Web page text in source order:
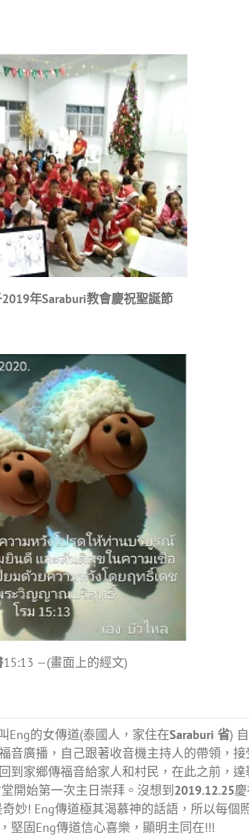
年Saraburi教會慶祝聖誕節
15:13 —(畫面上的經文)
Eng的女傳道(泰國人，家住在Saraburi 省)
音廣播，自己跟著收音機主持人的帶領，
到家鄉傳福音給家人和村民，在此之前，
開始第一次主日崇拜。沒想到 2019.12.25
妙! Eng傳道極其渴慕神的話語，所以每個
堅固Eng傳道信心喜樂，顯明主同在!!!